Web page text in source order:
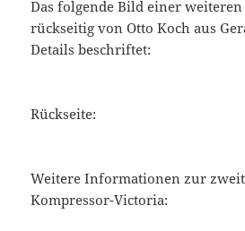
Das folgende Bild einer
rückseitig von Otto Koch aus
Details beschriftet:
Rückseite:
Weitere Informationen zur
Kompressor-Victoria: